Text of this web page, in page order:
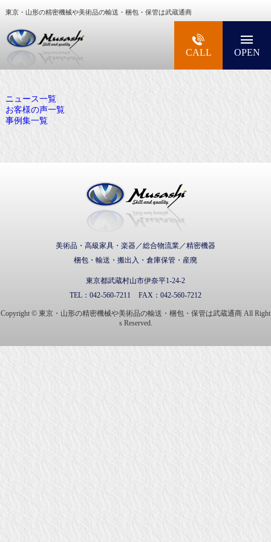
東京・山形の精密機械や美術品の輸送・梱包・保管は武蔵通商
大型精密機械・美術品・高級楽器の梱包・輸送
CALL OPEN
ニュース一覧
お客様の声一覧
事例集一覧
美術品・高級家具・楽器／総合物流業／精密機器
梱包・輸送・搬出入・倉庫保管・産廃
東京都武蔵村山市伊奈平1-24-2
TEL： 042-560-7211 FAX： 042-560-7212
Copyright © 東京・山形の精密機械や美術品の輸送・梱包・保管は武蔵通商 All Right
s Reserved.